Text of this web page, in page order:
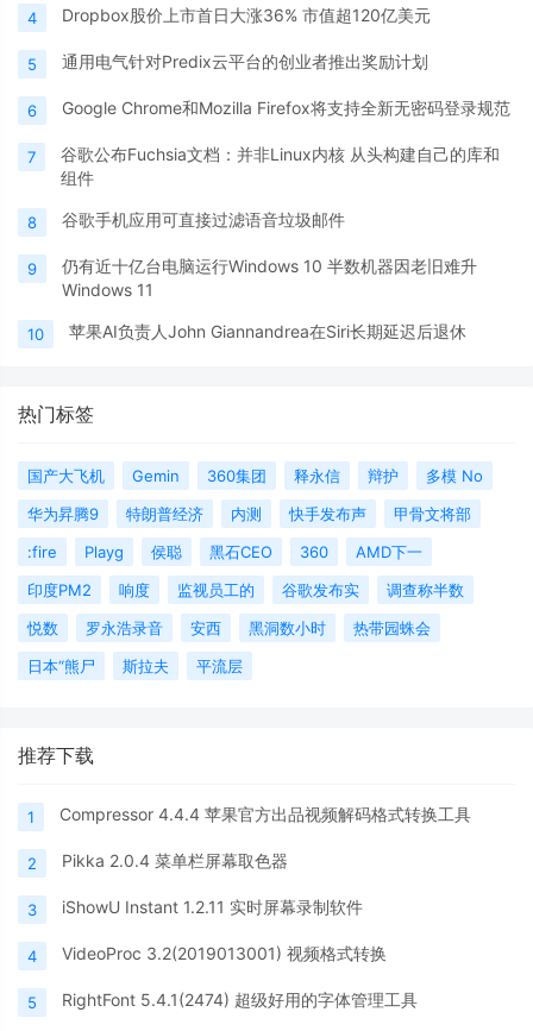
4 Dropbox股价上市首日大涨36% 市值超120亿美元
5 通用电气针对Predix云平台的创业者推出奖励计划
6 Google Chrome和Mozilla Firefox将支持全新无密码登录规范
7
谷歌公布Fuchsia文档：并非Linux内核 从头构建自己的库和
组件
8 谷歌手机应用可直接过滤语音垃圾邮件
9
仍有近十亿台电脑运行Windows 10 半数机器因老旧难升
Windows 11
10 苹果AI负责人John Giannandrea在Siri长期延迟后退休
热门标签
国产大飞机 Gemin 360集团 释永信 辩护
多模 No
华为昇腾9
特朗普经济 内测 快手发布声
甲骨文将部
:fire
Playg 侯聪 黑石CEO 360
AMD下一
印度PM2
响度 监视员工的 谷歌发布实
调查称半数
悦数
罗永浩录音 安西 黑洞数小时
热带园蛛会
日本“熊尸
斯拉夫 平流层
推荐下载
1 Compressor 4.4.4 苹果官方出品视频解码格式转换工具
2 Pikka 2.0.4 菜单栏屏幕取色器
3 iShowU Instant 1.2.11 实时屏幕录制软件
4 VideoProc 3.2(2019013001) 视频格式转换
5 RightFont 5.4.1(2474) 超级好用的字体管理工具